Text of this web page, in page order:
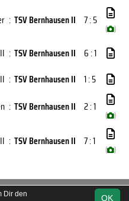
: TSV Bernhausen II 7 : 5
( )
: TSV Bernhausen II 6 : 1
: TSV Bernhausen II 1 : 5
: TSV Bernhausen II 2 : 1
( )
: TSV Bernhausen II 7 : 1
( )
OK
Dir den